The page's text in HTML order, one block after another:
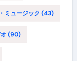
ミュージック (43)
(90)